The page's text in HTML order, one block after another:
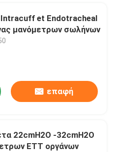
Intracuff et Endotracheal
μανόμετρων σωλήνων
επαφή
22cmH2O -32cmH2O
ETT οργάνων